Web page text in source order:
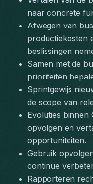
naar concrete
Afwegen van
productiekosten
beslissingen
Samen met de
prioriteiten
Sprintgewijs
de scope van
Evoluties binnen
opvolgen en
opportuniteiten.
Gebruik
continue
Rapporteren